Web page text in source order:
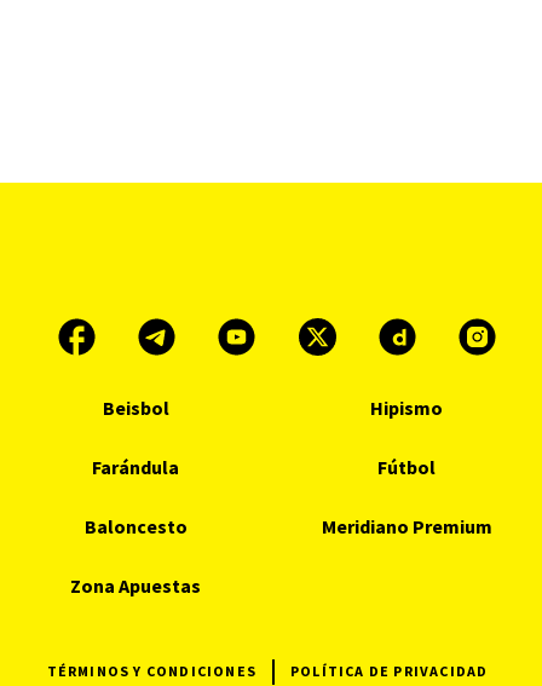
Beisbol Hipismo
Farándula Fútbol
Baloncesto Meridiano Premium
Zona Apuestas
TÉRMINOS Y CONDICIONES POLÍTICA DE PRIVACIDAD